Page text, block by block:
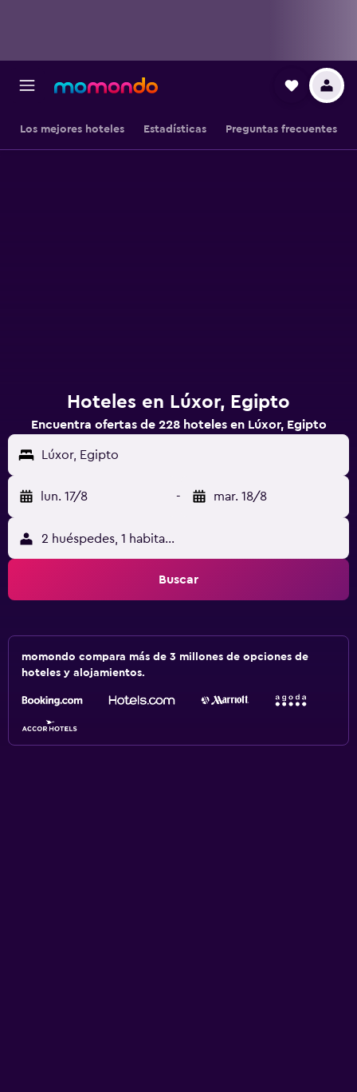
Los mejores hoteles Estadísticas Preguntas frecuentes
Hoteles en Lúxor, Egipto
Encuentra ofertas de 228 hoteles en Lúxor, Egipto
Lúxor, Egipto
lun. 17/8 - mar. 18/8
2 huéspedes, 1 habitación
Buscar
momondo compara más de 3 millones de opciones de
hoteles y alojamientos.